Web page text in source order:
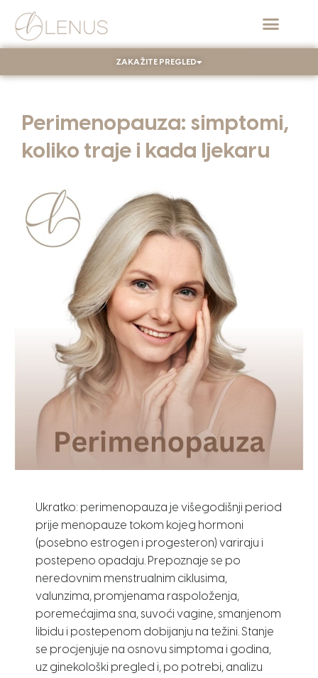
ZAKAŽITE PREGLED
Perimenopauza: simptomi,
koliko traje i kada ljekaru
Ukratko: perimenopauza je višegodišnji period
prije menopauze tokom kojeg hormoni
(posebno estrogen i progesteron) variraju i
postepeno opadaju. Prepoznaje se po
neredovnim menstrualnim ciklusima,
valunzima, promjenama raspoloženja,
poremećajima sna, suvoći vagine, smanjenom
libidu i postepenom dobijanju na težini. Stanje
se procjenjuje na osnovu simptoma i godina,
uz ginekološki pregled i, po potrebi, analizu